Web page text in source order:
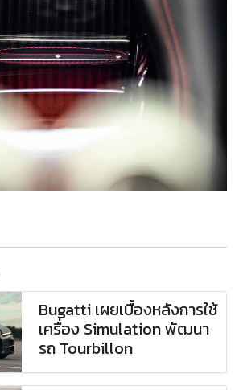
Bugatti เผยเบื้องหลังการใช้
เครื่อง Simulation พัฒนา
รถ Tourbillon